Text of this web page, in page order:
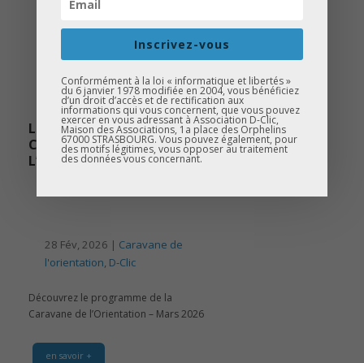
LE PROGRAMME DE LA
CARAVANE DE
L’ORIENTATION – MARS 2026
28 Fév, 2026 | Caravane de
l'orientation, D-Clic
Découvrez le programme de la
Caravane de l’Orientation – Mars 2026
en savoir +
Inscrivez-vous
Conformément à la loi « informatique et libertés »
du 6 janvier 1978 modifiée en 2004, vous bénéficiez
d’un droit d’accès et de rectification aux
informations qui vous concernent, que vous pouvez
exercer en vous adressant à Association D-Clic,
Maison des Associations, 1a place des Orphelins
67000 STRASBOURG. Vous pouvez également, pour
des motifs légitimes, vous opposer au traitement
des données vous concernant.